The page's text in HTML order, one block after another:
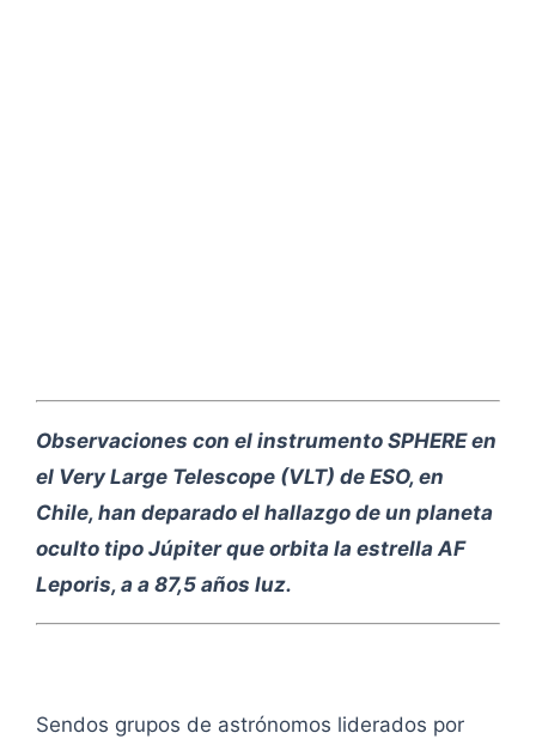
Observaciones con el instrumento SPHERE en
el Very Large Telescope (VLT) de ESO, en
Chile, han deparado el hallazgo de un planeta
oculto tipo Júpiter que orbita la estrella AF
Leporis, a a 87,5 años luz.
Sendos grupos de astrónomos liderados por